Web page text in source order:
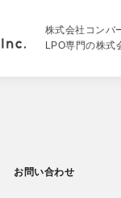
株式会社コンバ
LPO専門の株式
お問い合わせ